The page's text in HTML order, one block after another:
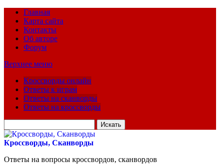
Главная
Карта сайта
Контакты
Об авторе
Форум
Верхнее меню
Кроссворды онлайн
Ответы к играм
Ответы на сканворды
Ответы на кроссворды
для:
Кроссворды, Сканворды
Ответы на вопросы кроссвордов, сканвордов